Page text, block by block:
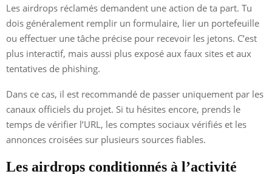
Les airdrops réclamés demandent une action de ta part. Tu
dois généralement remplir un formulaire, lier un portefeuille
ou effectuer une tâche précise pour recevoir les jetons. C’est
plus interactif, mais aussi plus exposé aux faux sites et aux
tentatives de phishing.
Dans ce cas, il est recommandé de passer uniquement par les
canaux officiels du projet. Si tu hésites encore, prends le
temps de vérifier l’URL, les comptes sociaux vérifiés et les
annonces croisées sur plusieurs sources fiables.
Les airdrops conditionnés à l’activité